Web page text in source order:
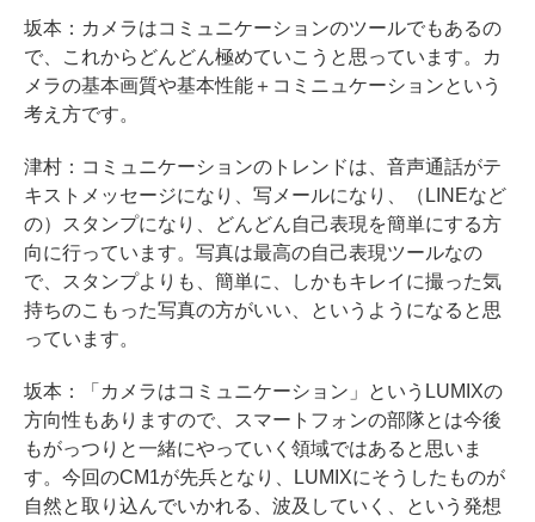
坂本：カメラはコミュニケーションのツールでもあるの
で、これからどんどん極めていこうと思っています。カ
メラの基本画質や基本性能＋コミニュケーションという
考え方です。
津村：コミュニケーションのトレンドは、音声通話がテ
キストメッセージになり、写メールになり、（LINEなど
の）スタンプになり、どんどん自己表現を簡単にする方
向に行っています。写真は最高の自己表現ツールなの
で、スタンプよりも、簡単に、しかもキレイに撮った気
持ちのこもった写真の方がいい、というようになると思
っています。
坂本：「カメラはコミュニケーション」というLUMIXの
方向性もありますので、スマートフォンの部隊とは今後
もがっつりと一緒にやっていく領域ではあると思いま
す。今回のCM1が先兵となり、LUMIXにそうしたものが
自然と取り込んでいかれる、波及していく、という発想